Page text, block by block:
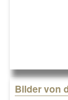
Bilder von